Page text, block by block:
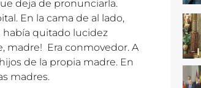
deja de pronunciarla.
En la cama de al lado,
quitado lucidez
madre! Era conmovedor. A
de la propia madre. En
madres.